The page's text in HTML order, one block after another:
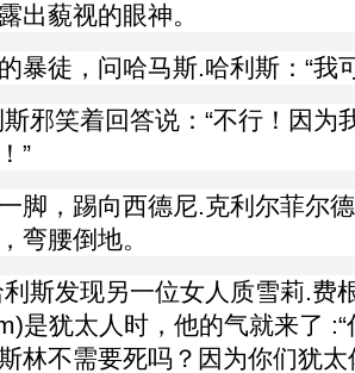
出藐视的眼神。
暴徒，问哈马斯.哈利斯：“我
邪笑着回答说：“不行！因为
”
脚，踢向西德尼.克利尔菲尔
弯腰倒地。
利斯发现另一位女人质雪莉.费
)是犹太人时，他的气就来了
林不需要死吗？因为你们犹